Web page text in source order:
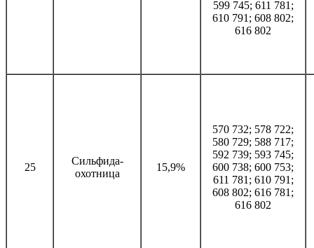
599 745; 611 781;
610 791; 608 802;
616 802
25
Сильфида-
охотница
15,9%
570 732; 578 722;
580 729; 588 717;
592 739; 593 745;
600 738; 600 753;
611 781; 610 791;
608 802; 616 781;
616 802